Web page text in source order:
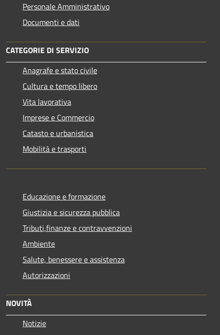
Personale Amministrativo
Documenti e dati
CATEGORIE DI SERVIZIO
Anagrafe e stato civile
Cultura e tempo libero
Vita lavorativa
Imprese e Commercio
Catasto e urbanistica
Mobilità e trasporti
Educazione e formazione
Giustizia e sicurezza pubblica
Tributi,finanze e contravvenzioni
Ambiente
Salute, benessere e assistenza
Autorizzazioni
NOVITÀ
Notizie